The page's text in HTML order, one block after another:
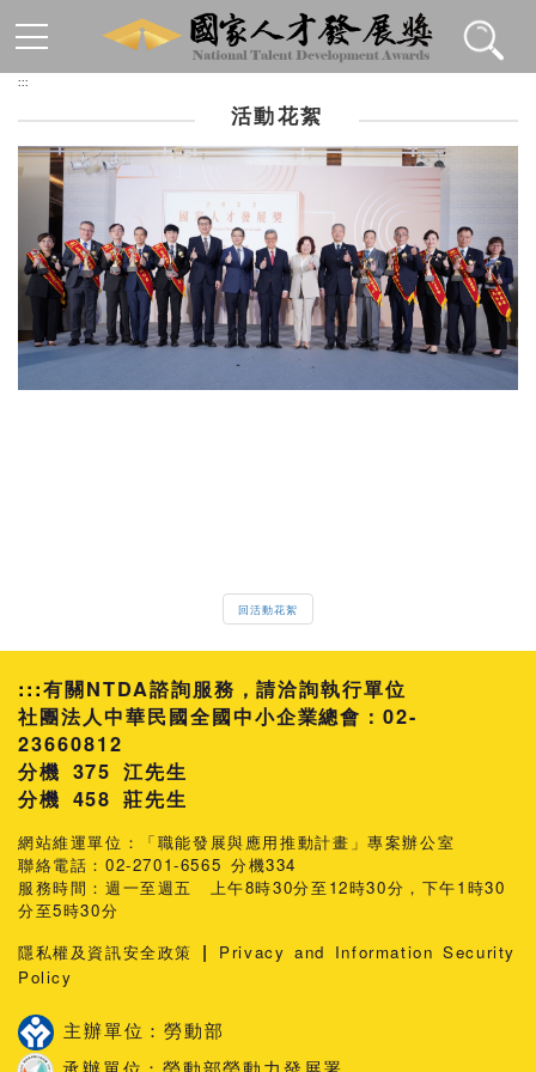
:::
活動花絮
回活動花絮
:::有關NTDA諮詢服務，請洽詢執行單位
社團法人中華民國全國中小企業總會：02-
23660812
分機 375 江先生
458 莊先生
網站維運單位：「職能發展與應用推動計畫」專案辦公室
聯絡電話：02-2701-6565 分機334
服務時間：週一至週五 上午8時30分至12時30分，下午1時30
分至5時30分
隱私權及資訊安全政策 |
Privacy and Information Security
Policy
主辦單位：勞動部